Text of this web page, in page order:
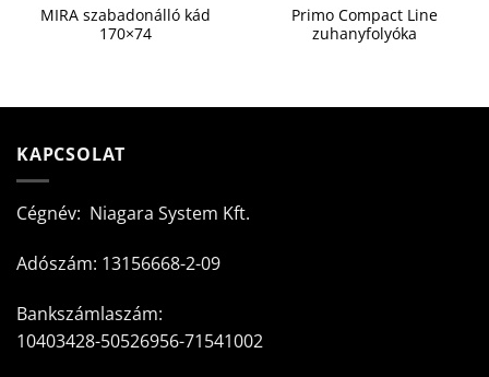
MIRA szabadonálló kád
170×74
Primo Compact Line
zuhanyfolyóka
KAPCSOLAT
Cégnév: Niagara System Kft.
Adószám: 13156668-2-09
Bankszámlaszám:
10403428-50526956-71541002